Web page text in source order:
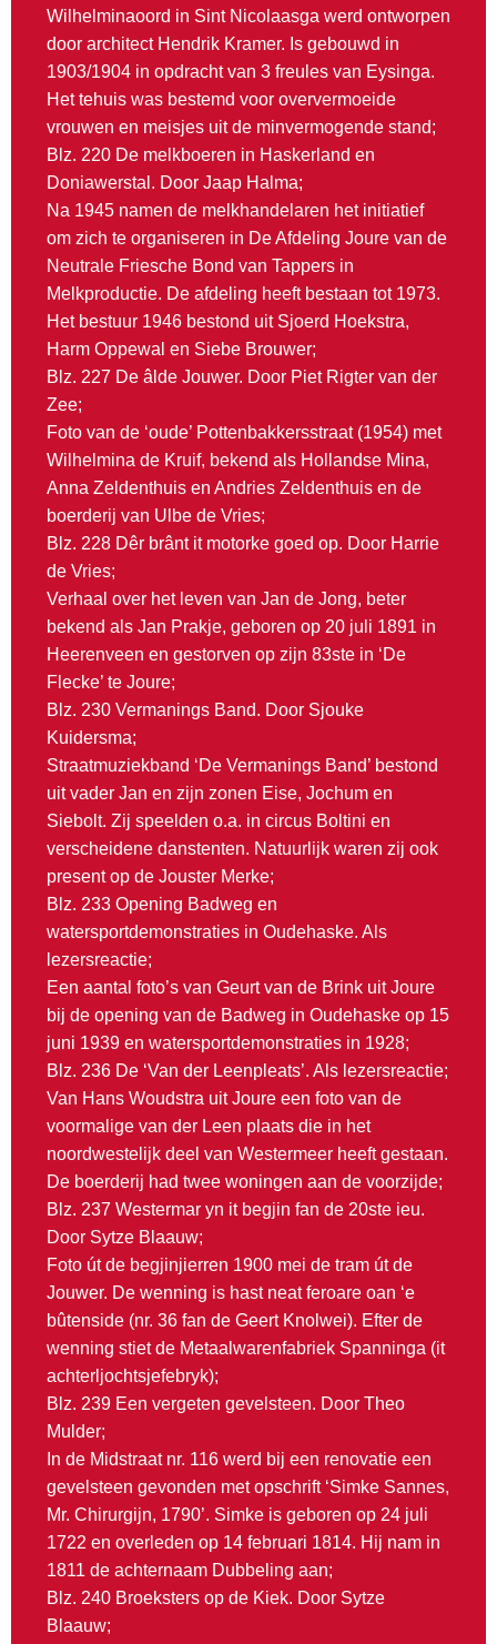
Wilhelminaoord in Sint Nicolaasga werd ontworpen
door architect Hendrik Kramer. Is gebouwd in
1903/1904 in opdracht van 3 freules van Eysinga.
Het tehuis was bestemd voor oververmoeide
vrouwen en meisjes uit de minvermogende stand;
Blz. 220 De melkboeren in Haskerland en
Doniawerstal. Door Jaap Halma;
Na 1945 namen de melkhandelaren het initiatief
om zich te organiseren in De Afdeling Joure van de
Neutrale Friesche Bond van Tappers in
Melkproductie. De afdeling heeft bestaan tot 1973.
Het bestuur 1946 bestond uit Sjoerd Hoekstra,
Harm Oppewal en Siebe Brouwer;
Blz. 227 De âlde Jouwer. Door Piet Rigter van der
Zee;
Foto van de ‘oude’ Pottenbakkersstraat (1954) met
Wilhelmina de Kruif, bekend als Hollandse Mina,
Anna Zeldenthuis en Andries Zeldenthuis en de
boerderij van Ulbe de Vries;
Blz. 228 Dêr brânt it motorke goed op. Door Harrie
de Vries;
Verhaal over het leven van Jan de Jong, beter
bekend als Jan Prakje, geboren op 20 juli 1891 in
Heerenveen en gestorven op zijn 83ste in ‘De
Flecke’ te Joure;
Blz. 230 Vermanings Band. Door Sjouke
Kuidersma;
Straatmuziekband ‘De Vermanings Band’ bestond
uit vader Jan en zijn zonen Eise, Jochum en
Siebolt. Zij speelden o.a. in circus Boltini en
verscheidene danstenten. Natuurlijk waren zij ook
present op de Jouster Merke;
Blz. 233 Opening Badweg en
watersportdemonstraties in Oudehaske. Als
lezersreactie;
Een aantal foto’s van Geurt van de Brink uit Joure
bij de opening van de Badweg in Oudehaske op 15
juni 1939 en watersportdemonstraties in 1928;
Blz. 236 De ‘Van der Leenpleats’. Als lezersreactie;
Van Hans Woudstra uit Joure een foto van de
voormalige van der Leen plaats die in het
noordwestelijk deel van Westermeer heeft gestaan.
De boerderij had twee woningen aan de voorzijde;
Blz. 237 Westermar yn it begjin fan de 20ste ieu.
Door Sytze Blaauw;
Foto út de begjinjierren 1900 mei de tram út de
Jouwer. De wenning is hast neat feroare oan ‘e
bûtenside (nr. 36 fan de Geert Knolwei). Efter de
wenning stiet de Metaalwarenfabriek Spanninga (it
achterljochtsjefebryk);
Blz. 239 Een vergeten gevelsteen. Door Theo
Mulder;
In de Midstraat nr. 116 werd bij een renovatie een
gevelsteen gevonden met opschrift ‘Simke Sannes,
Mr. Chirurgijn, 1790’. Simke is geboren op 24 juli
1722 en overleden op 14 februari 1814. Hij nam in
1811 de achternaam Dubbeling aan;
Blz. 240 Broeksters op de Kiek. Door Sytze
Blaauw;